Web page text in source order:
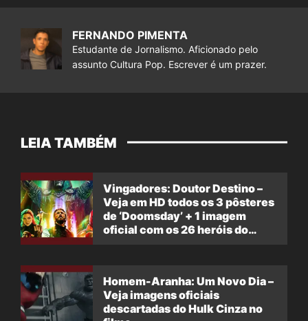
FERNANDO PIMENTA
Estudante de Jornalismo. Aficionado pelo
assunto Cultura Pop. Escrever é um prazer.
LEIA TAMBÉM
Vingadores: Doutor Destino –
Veja em HD todos os 3 pôsteres
de ‘Doomsday’ + 1 imagem
oficial com os 26 heróis do
Homem-Aranha: Um Novo Dia –
Veja imagens oficiais
descartadas do Hulk Cinza no